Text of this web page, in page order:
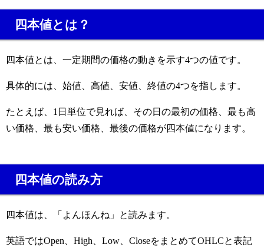
四本値とは？
四本値とは、一定期間の価格の動きを示す4つの値です。
具体的には、始値、高値、安値、終値の4つを指します。
たとえば、1日単位で見れば、その日の最初の価格、最も高
い価格、最も安い価格、最後の価格が四本値になります。
四本値の読み方
四本値は、「よんほんね」と読みます。
英語ではOpen、High、Low、CloseをまとめてOHLCと表記